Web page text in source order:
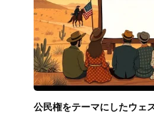
公民権をテーマにしたウェ